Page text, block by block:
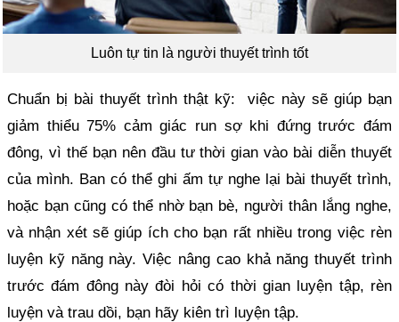
Luôn tự tin là người thuyết trình tốt
Chuẩn bị bài thuyết trình thật kỹ: việc này sẽ giúp bạn
giảm thiểu 75% cảm giác run sợ khi đứng trước đám
đông, vì thế bạn nên đầu tư thời gian vào bài diễn thuyết
của mình. Ban có thể ghi ấm tự nghe lại bài thuyết trình,
hoặc bạn cũng có thể nhờ bạn bè, người thân lắng nghe,
và nhận xét sẽ giúp ích cho bạn rất nhiều trong việc rèn
luyện kỹ năng này. Việc nâng cao khả năng thuyết trình
trước đám đông này đòi hỏi có thời gian luyện tập, rèn
luyện và trau dồi, bạn hãy kiên trì luyện tập.